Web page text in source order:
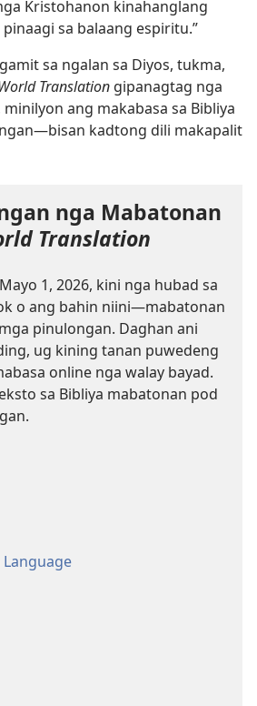
Kristohanon kinahanglang
sa balaang espiritu.”
sa ngalan sa Diyos, tukma,
Translation gipanagtag nga
ang makabasa sa Bibliya
kadtong dili makapalit
nga Mabatonan
Translation
1, 2026, kini nga hubad sa
o ang bahin niini—mabatonan
pinulongan. Daghan ani
ug kining tanan puwedeng
online nga walay bayad.
sa Bibliya mabatonan pod